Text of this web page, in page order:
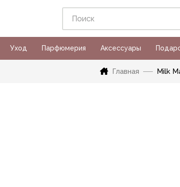
Уход Парфюмерия Аксессуары
Главная Milk